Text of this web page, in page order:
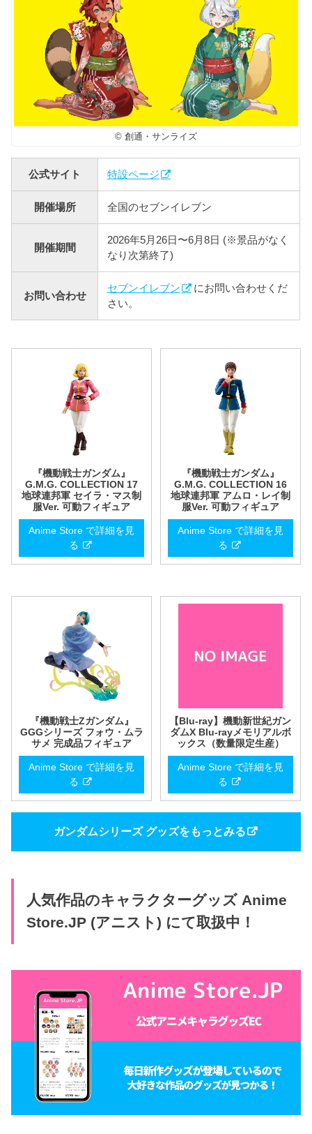
© 創通・サンライズ
公式サイト 特設ページ
開催場所 全国のセブンイレブン
開催期間
2026年5月26日〜6月8日 (※景品がなく
なり次第終了)
お問い合わせ
セブンイレブン
にお問い合わせくだ
さい。
『機動戦士ガンダム』
G.M.G. COLLECTION 17
地球連邦軍 セイラ・マス制
服Ver. 可動フィギュア
Anime Store で詳細を見
る
『機動戦士ガンダム』
G.M.G. COLLECTION 16
地球連邦軍 アムロ・レイ制
服Ver. 可動フィギュア
Anime Store で詳細を見
る
『機動戦士Zガンダム』
GGGシリーズ フォウ・ムラ
サメ 完成品フィギュア
Anime Store で詳細を見
る
【Blu-ray】機動新世紀ガン
ダムX Blu-rayメモリアルボ
ックス（数量限定生産）
Anime Store で詳細を見
る
ガンダムシリーズ グッズをもっとみる
人気作品のキャラクターグッズ Anime
Store.JP (アニスト) にて取扱中！